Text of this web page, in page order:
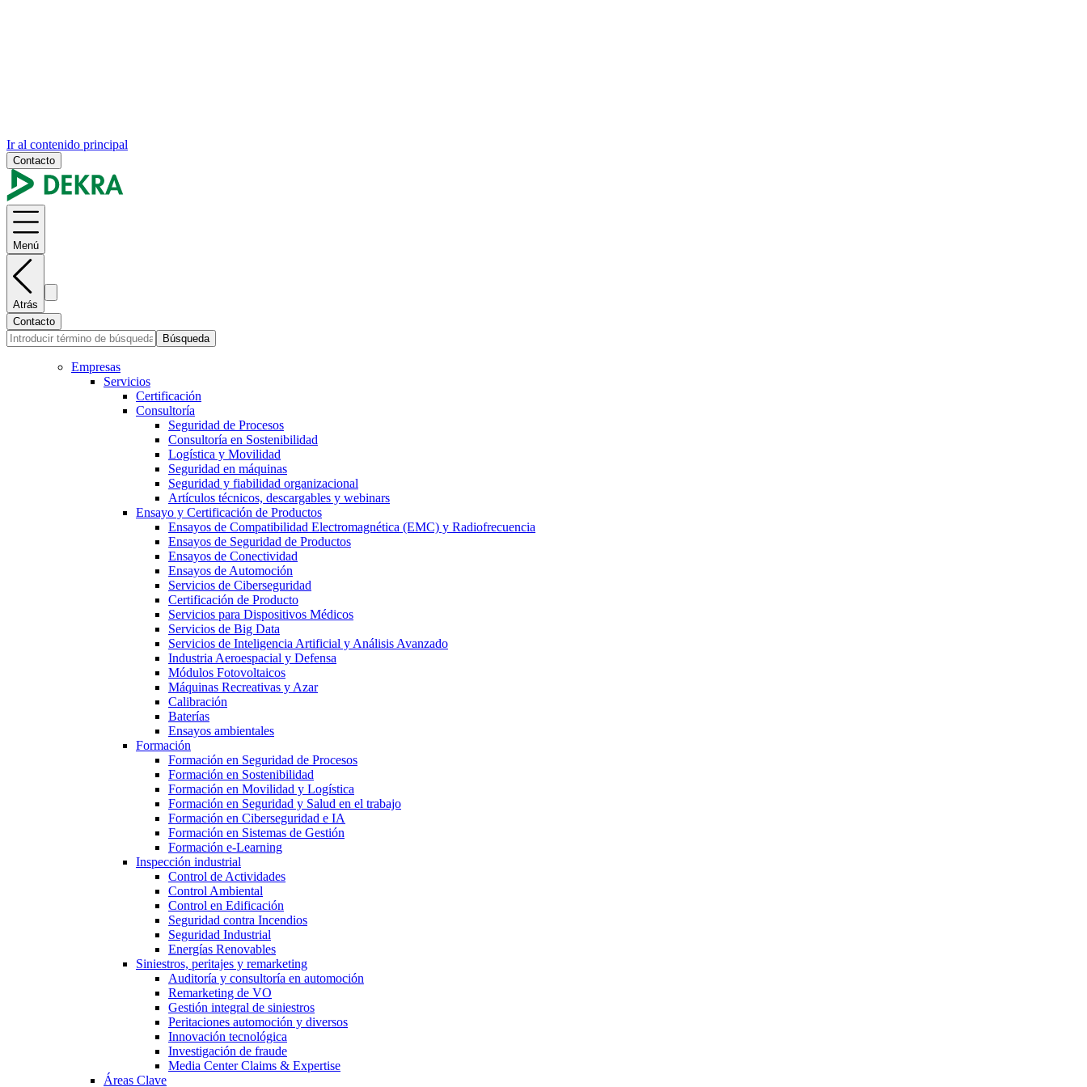
Ir al contenido principal
Contacto
Menú
Atrás
Contacto
Búsqueda
Empresas
Servicios
Certificación
Consultoría
Seguridad de Procesos
Consultoría en Sostenibilidad
Logística y Movilidad
Seguridad en máquinas
Seguridad y fiabilidad organizacional
Artículos técnicos, descargables y webinars
Ensayo y Certificación de Productos
Ensayos de Compatibilidad Electromagnética (EMC) y Radiofrecuencia
Ensayos de Seguridad de Productos
Ensayos de Conectividad
Ensayos de Automoción
Servicios de Ciberseguridad
Certificación de Producto
Servicios para Dispositivos Médicos
Servicios de Big Data
Servicios de Inteligencia Artificial y Análisis Avanzado
Industria Aeroespacial y Defensa
Módulos Fotovoltaicos
Máquinas Recreativas y Azar
Calibración
Baterías
Ensayos ambientales
Formación
Formación en Seguridad de Procesos
Formación en Sostenibilidad
Formación en Movilidad y Logística
Formación en Seguridad y Salud en el trabajo
Formación en Ciberseguridad e IA
Formación en Sistemas de Gestión
Formación e-Learning
Inspección industrial
Control de Actividades
Control Ambiental
Control en Edificación
Seguridad contra Incendios
Seguridad Industrial
Energías Renovables
Siniestros, peritajes y remarketing
Auditoría y consultoría en automoción
Remarketing de VO
Gestión integral de siniestros
Peritaciones automoción y diversos
Innovación tecnológica
Investigación de fraude
Media Center Claims & Expertise
Áreas Clave